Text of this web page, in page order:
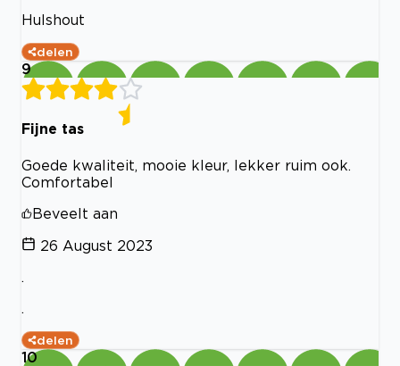
Hulshout
delen
9
Fijne tas
Goede kwaliteit, mooie kleur, lekker ruim ook.
Comfortabel
Beveelt aan
26 August 2023
delen
10